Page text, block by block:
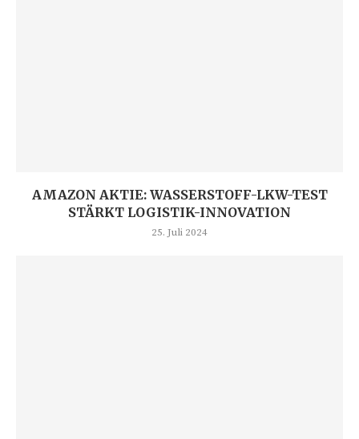
AMAZON AKTIE: WASSERSTOFF-LKW-TEST
STÄRKT LOGISTIK-INNOVATION
25. Juli 2024